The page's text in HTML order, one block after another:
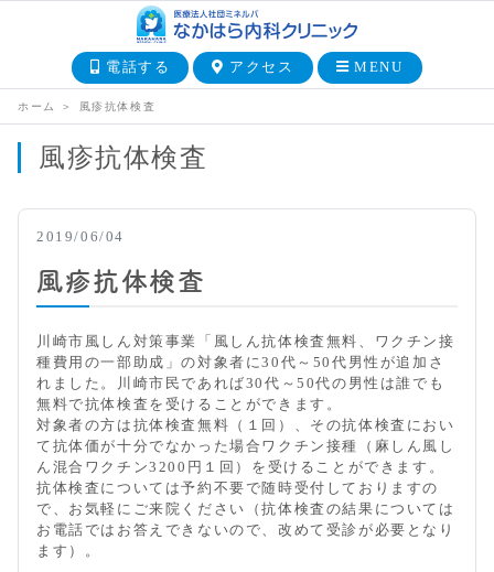
電話する アクセス MENU
ホーム ＞ 風疹抗体検査
風疹抗体検査
2019/06/04
風疹抗体検査
川崎市風しん対策事業「風しん抗体検査無料、ワクチン接
種費用の一部助成」の対象者に30代～50代男性が追加さ
れました。川崎市民であれば30代～50代の男性は誰でも
無料で抗体検査を受けることができます。
対象者の方は抗体検査無料（１回）、その抗体検査におい
て抗体価が十分でなかった場合ワクチン接種（麻しん風し
ん混合ワクチン3200円１回）を受けることができます。
抗体検査については予約不要で随時受付しておりますの
で、お気軽にご来院ください（抗体検査の結果については
お電話ではお答えできないので、改めて受診が必要となり
ます）。